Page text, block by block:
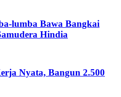
lumba Bawa Bangkai
Hindia
Nyata, Bangun 2.500